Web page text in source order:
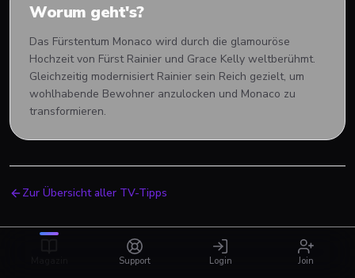
Worum geht's?
Das Fürstentum Monaco wird durch die glamouröse
Hochzeit von Fürst Rainier und Grace Kelly weltberühmt.
Gleichzeitig modernisiert Rainier sein Reich gezielt, um
wohlhabende Bewohner anzulocken und Monaco zu
transformieren.
Zur Übersicht aller TV-Tipps
Support Login Join